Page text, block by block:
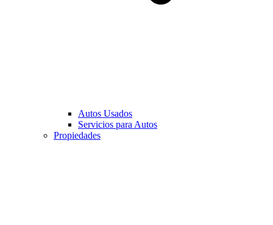
Autos Usados
Servicios para Autos
Propiedades